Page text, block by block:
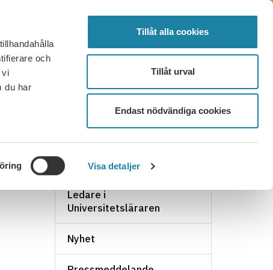
och
vi
du har
Visa detaljer
Tillåt alla cookies
Tillåt urval
Endast nödvändiga cookies
FÖRTROENDEVALD LOGGA IN MENY
OCH SVAR KONTAKT BLI MEDLEM
NYHETSARKIV
Ledare i
Universitetsläraren
Nyhet